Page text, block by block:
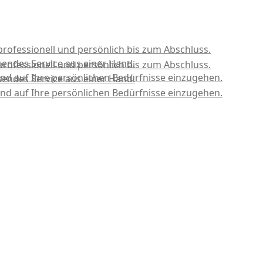
und persönlich bis zum Abschluss.
Service aus einer Hand.
auf Ihre persönlichen Bedürfnisse einzugehen.
und persönlich bis zum Abschluss.
Service aus einer Hand.
auf Ihre persönlichen Bedürfnisse einzugehen.